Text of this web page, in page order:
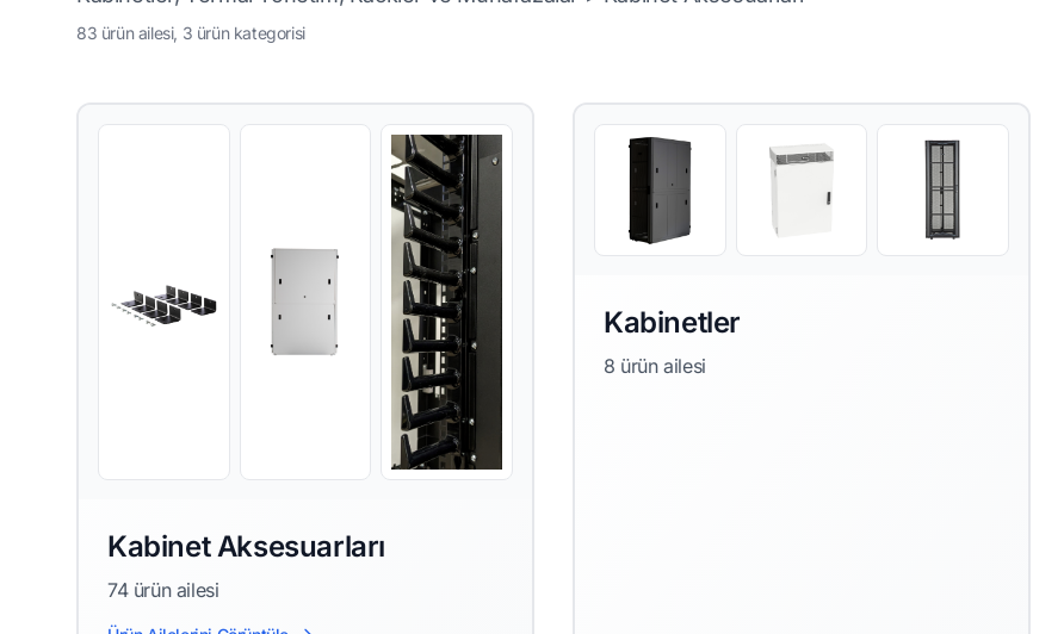
83 ürün ailesi, 3 ürün kategorisi
Kabinet Aksesuarları
74 ürün ailesi
Kabinetler
8 ürün ailesi